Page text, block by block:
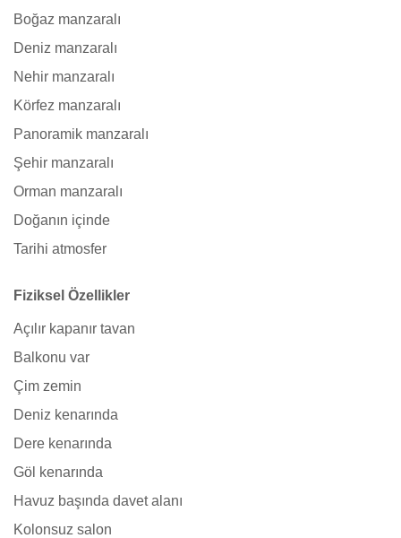
Boğaz manzaralı
Deniz manzaralı
Nehir manzaralı
Körfez manzaralı
Panoramik manzaralı
Şehir manzaralı
Orman manzaralı
Doğanın içinde
Tarihi atmosfer
Fiziksel Özellikler
Açılır kapanır tavan
Balkonu var
Çim zemin
Deniz kenarında
Dere kenarında
Göl kenarında
Havuz başında davet alanı
Kolonsuz salon